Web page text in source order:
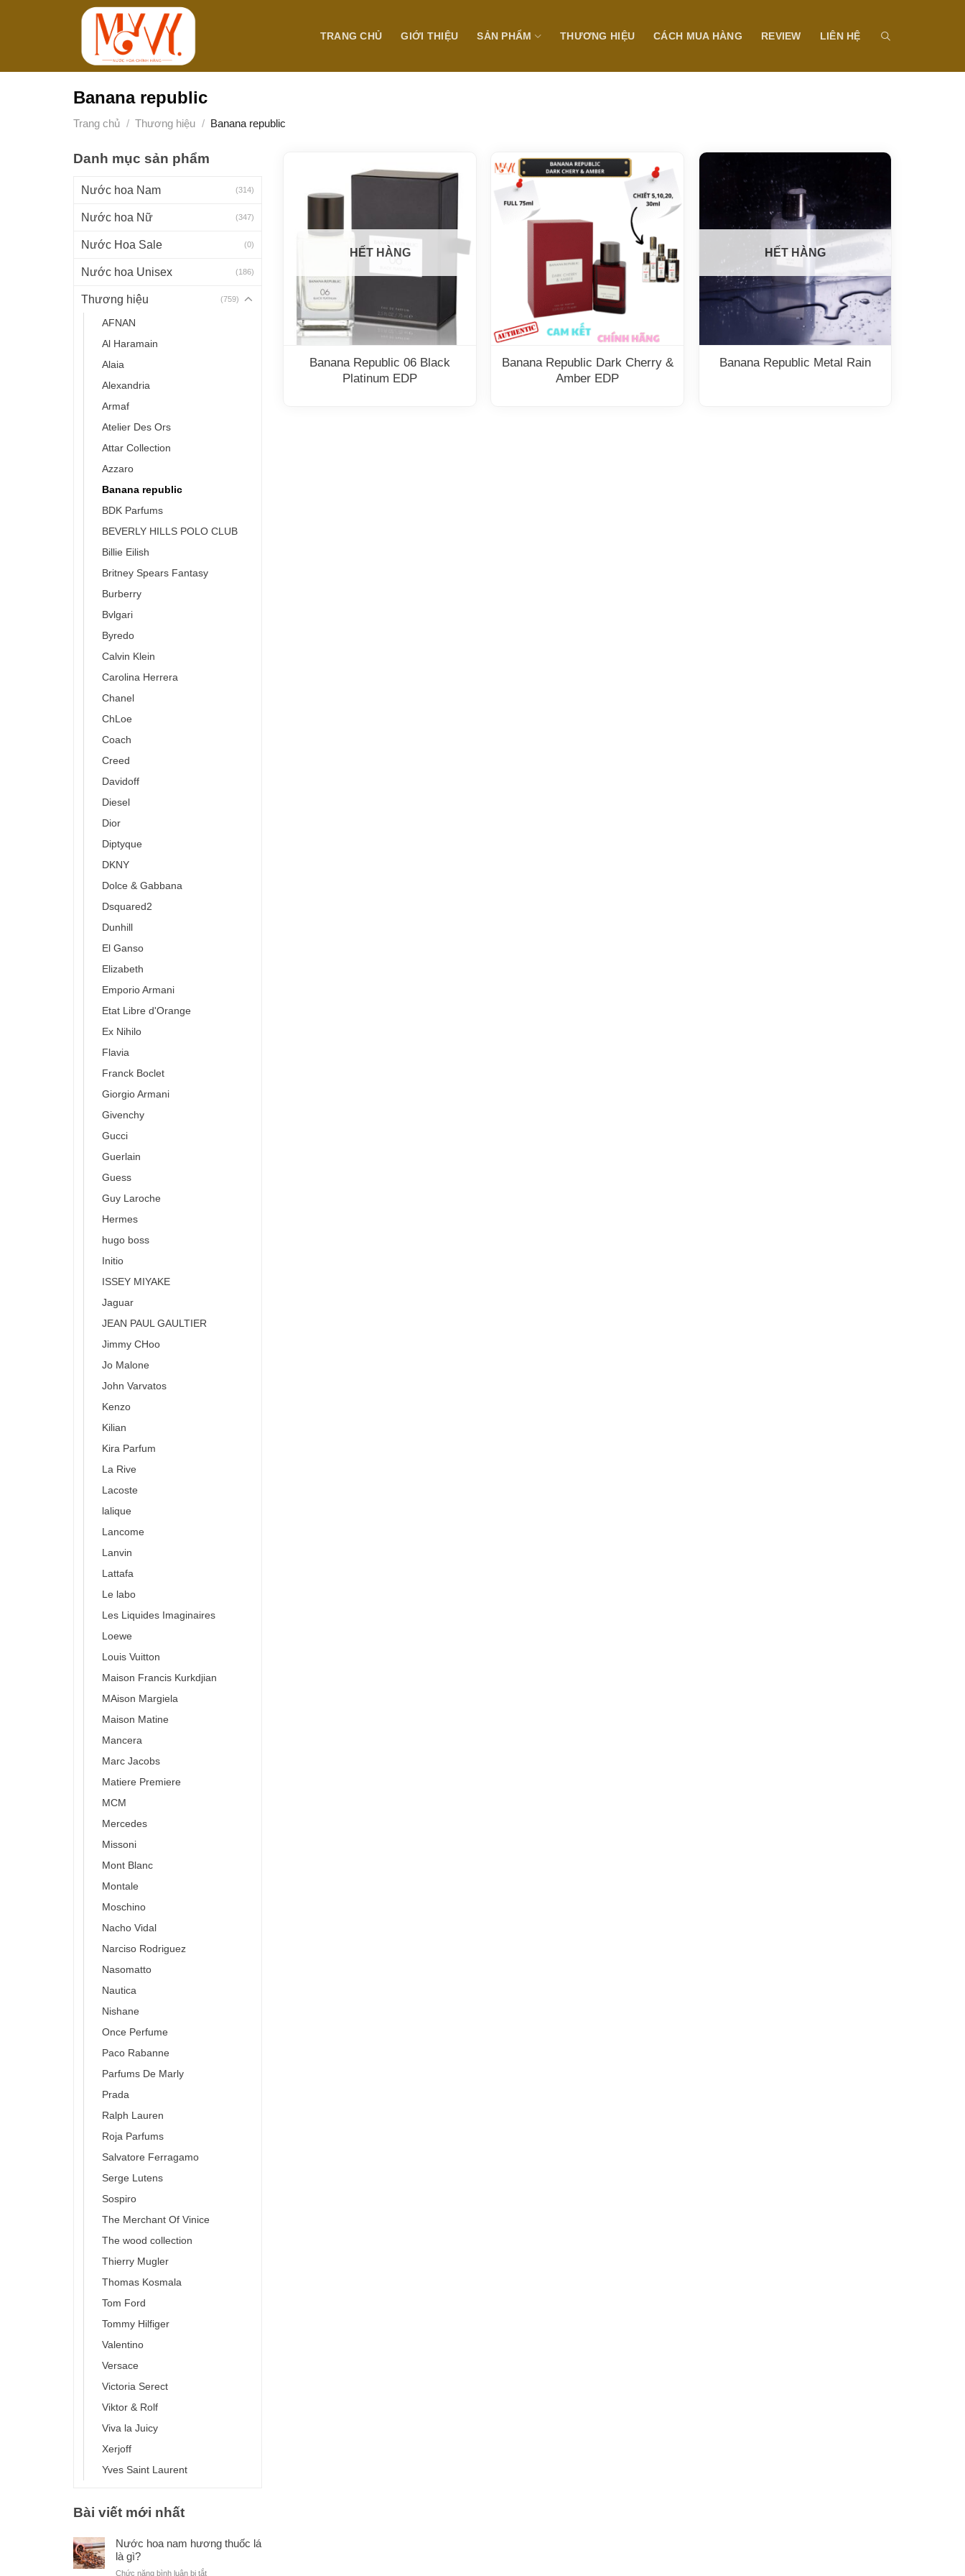
TRANG CHỦ GIỚI THIỆU SẢN PHẨM THƯƠNG HIỆU CÁCH MUA HÀNG REVIEW LIÊN HỆ
Banana republic
Trang chủ / Thương hiệu / Banana republic
Danh mục sản phẩm
Nước hoa Nam (314)
Nước hoa Nữ (347)
Nước Hoa Sale (0)
Nước hoa Unisex (186)
Thương hiệu (759)
AFNAN
Al Haramain
Alaia
Alexandria
Armaf
Atelier Des Ors
Attar Collection
Azzaro
Banana republic
BDK Parfums
BEVERLY HILLS POLO CLUB
Billie Eilish
Britney Spears Fantasy
Burberry
Bvlgari
Byredo
Calvin Klein
Carolina Herrera
Chanel
ChLoe
Coach
Creed
Davidoff
Diesel
Dior
Diptyque
DKNY
Dolce & Gabbana
Dsquared2
Dunhill
El Ganso
Elizabeth
Emporio Armani
Etat Libre d'Orange
Ex Nihilo
Flavia
Franck Boclet
Giorgio Armani
Givenchy
Gucci
Guerlain
Guess
Guy Laroche
Hermes
hugo boss
Initio
ISSEY MIYAKE
Jaguar
JEAN PAUL GAULTIER
Jimmy CHoo
Jo Malone
John Varvatos
Kenzo
Kilian
Kira Parfum
La Rive
Lacoste
lalique
Lancome
Lanvin
Lattafa
Le labo
Les Liquides Imaginaires
Loewe
Louis Vuitton
Maison Francis Kurkdjian
MAison Margiela
Maison Matine
Mancera
Marc Jacobs
Matiere Premiere
MCM
Mercedes
Missoni
Mont Blanc
Montale
Moschino
Nacho Vidal
Narciso Rodriguez
Nasomatto
Nautica
Nishane
Once Perfume
Paco Rabanne
Parfums De Marly
Prada
Ralph Lauren
Roja Parfums
Salvatore Ferragamo
Serge Lutens
Sospiro
The Merchant Of Vinice
The wood collection
Thierry Mugler
Thomas Kosmala
Tom Ford
Tommy Hilfiger
Valentino
Versace
Victoria Serect
Viktor & Rolf
Viva la Juicy
Xerjoff
Yves Saint Laurent
Bài viết mới nhất
Nước hoa nam hương thuốc lá
là gì?
Chức năng bình luận bị tắtở
HẾT HÀNG
Banana Republic 06 Black
Platinum EDP
Banana Republic Dark Cherry &
Amber EDP
HẾT HÀNG
Banana Republic Metal Rain